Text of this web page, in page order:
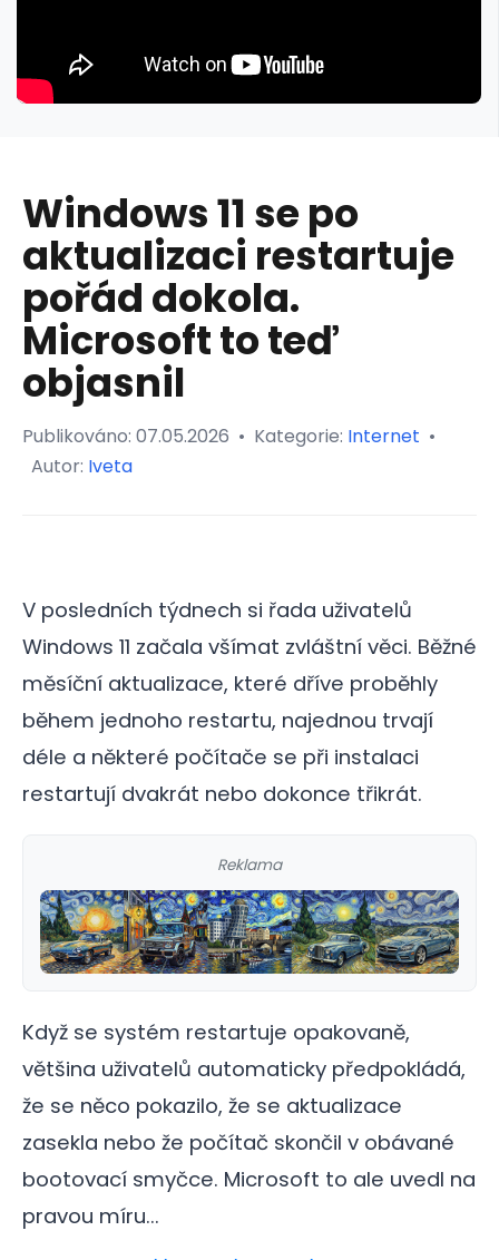
Windows 11 se po
aktualizaci restartuje
pořád dokola.
Microsoft to teď
objasnil
Publikováno: 07.05.2026 • Kategorie: Internet •
Autor: Iveta
V posledních týdnech si řada uživatelů
Windows 11 začala všímat zvláštní věci. Běžné
měsíční aktualizace, které dříve proběhly
během jednoho restartu, najednou trvají
déle a některé počítače se při instalaci
restartují dvakrát nebo dokonce třikrát.
Reklama
Když se systém restartuje opakovaně,
většina uživatelů automaticky předpokládá,
že se něco pokazilo, že se aktualizace
zasekla nebo že počítač skončil v obávané
bootovací smyčce. Microsoft to ale uvedl na
pravou míru...